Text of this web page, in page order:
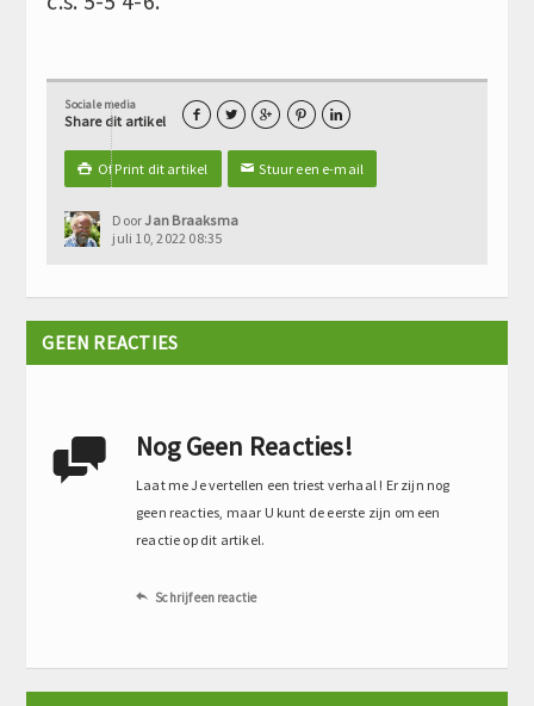
Sociale media
Share dit artikel     
 Of Print dit artikel ✉Stuur een e-mail
DoorJan Braaksma
juli 10, 2022 08:35
GEEN REACTIES
 Nog Geen Reacties!
Laat me Je vertellen een triest verhaal ! Er zijn nog
geen reacties, maar U kunt de eerste zijn om een
reactie op dit artikel.
 Schrijf een reactie